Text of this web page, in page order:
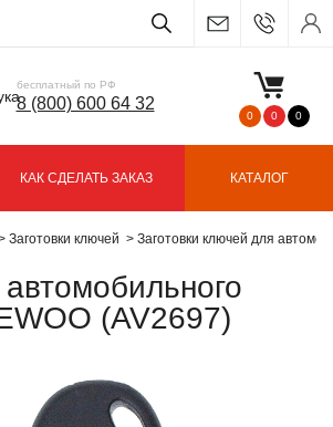
бесплатный по РФ
8 (800) 600 64 32
0 0 0
КАК СДЕЛАТЬ ЗАКАЗ КАТАЛОГ
Заготовки ключей Заготовки ключей для
автомобильного
(AV2697)